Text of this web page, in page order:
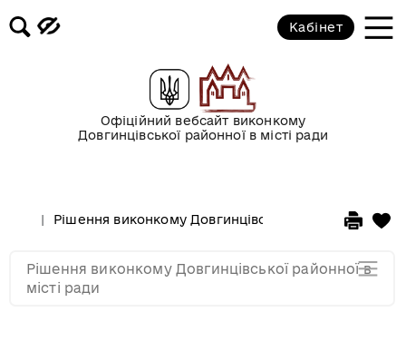
Офіційний вебсайт виконкому
Довгинцівської районної в місті ради
Кабінет
Рішення виконкому Довгинцівської районної в
Рішення виконкому Довгинцівської районної в
місті ради
2017 рік
2015 рік
2013 рік
2012 рік